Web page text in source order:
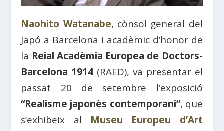
Naohito Watanabe, cònsol general del
Japó a Barcelona i acadèmic d’honor de
la Reial Acadèmia Europea de Doctors-
Barcelona 1914 (RAED), va presentar el
passat 20 de setembre l’exposició
“Realisme japonès contemporani”, que
s’exhibeix al Museu Europeu d’Art